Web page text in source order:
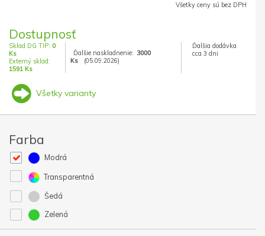
Všetky ceny sú bez DPH
Dostupnosť
Sklad DG TIP: 0
Ks
Externý sklad:
1591 Ks
Ďalšie naskladnenie: 3000
Ks
(05.09.2026)
Ďalšia dodávka
cca 3 dni
Všetky varianty
Farba
Modrá
Transparentná
Šedá
Zelená